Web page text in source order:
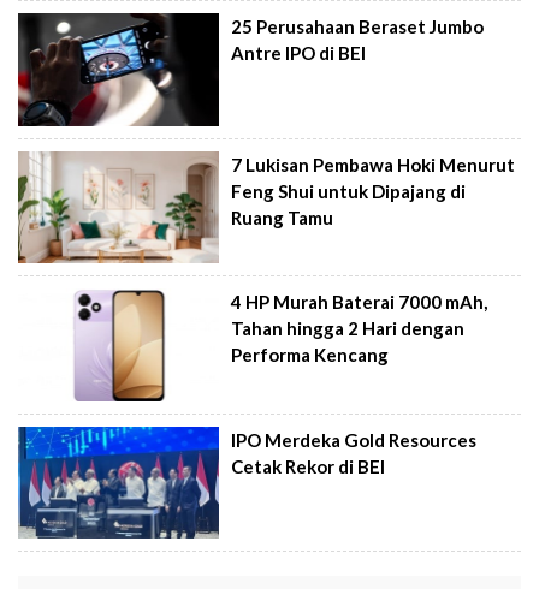
25 Perusahaan Beraset Jumbo
Antre IPO di BEI
7 Lukisan Pembawa Hoki Menurut
Feng Shui untuk Dipajang di
Ruang Tamu
4 HP Murah Baterai 7000 mAh,
Tahan hingga 2 Hari dengan
Performa Kencang
IPO Merdeka Gold Resources
Cetak Rekor di BEI